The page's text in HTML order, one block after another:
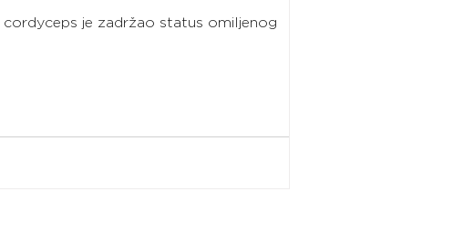
je zadržao status omiljenog